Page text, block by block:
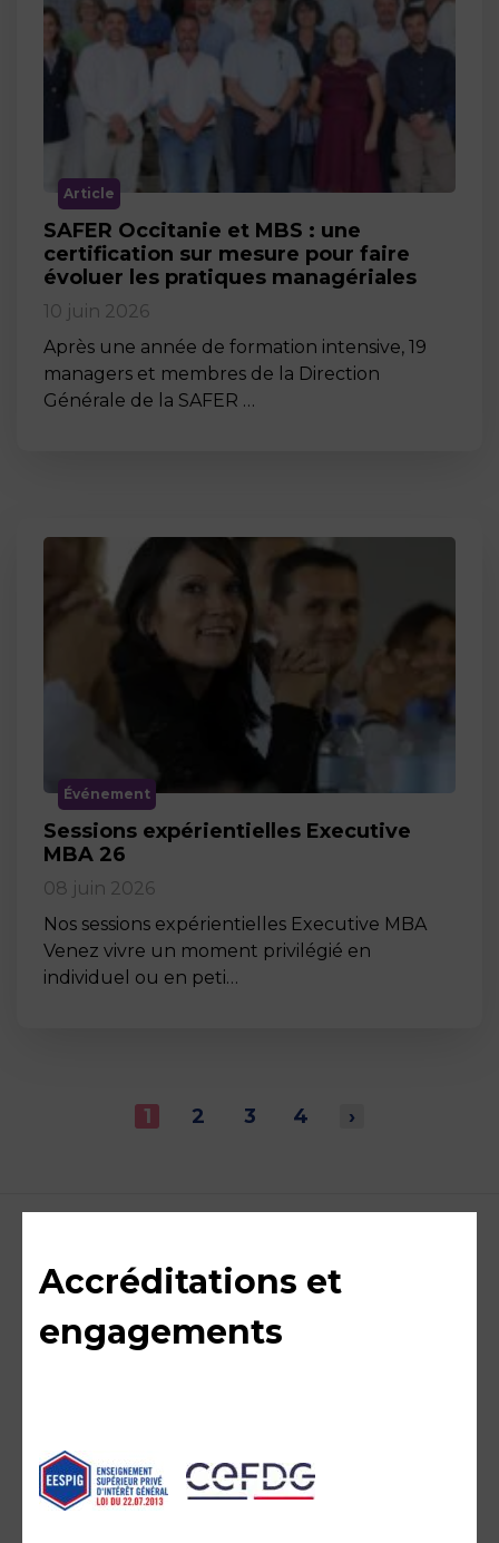
Article
SAFER Occitanie et MBS : une
certification sur mesure pour faire
évoluer les pratiques managériales
10 juin 2026
Après une année de formation intensive, 19
managers et membres de la Direction
Générale de la SAFER …
Événement
Sessions expérientielles Executive
MBA 26
08 juin 2026
Nos sessions expérientielles Executive MBA
Venez vivre un moment privilégié en
individuel ou en peti…
1 2 3 4 ›
Accréditations et
engagements